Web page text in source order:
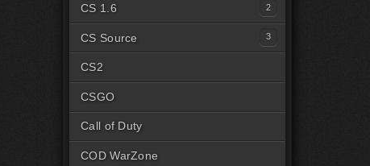
CS 1.6
Читы для CS1.6 [Steam]
Читы для CS1.6 [Пиратка]
CS Source
Читы на CSS Steam
Читы на CSS Пиратка
CS2
CSGO
Call of Duty
COD WarZone